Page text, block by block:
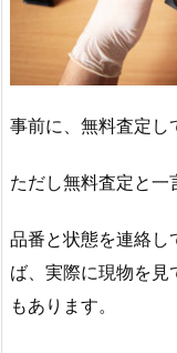
事前に、無料査定し
ただし無料査定と一
品番と状態を連絡し
ば、実際に現物を見
もあります。